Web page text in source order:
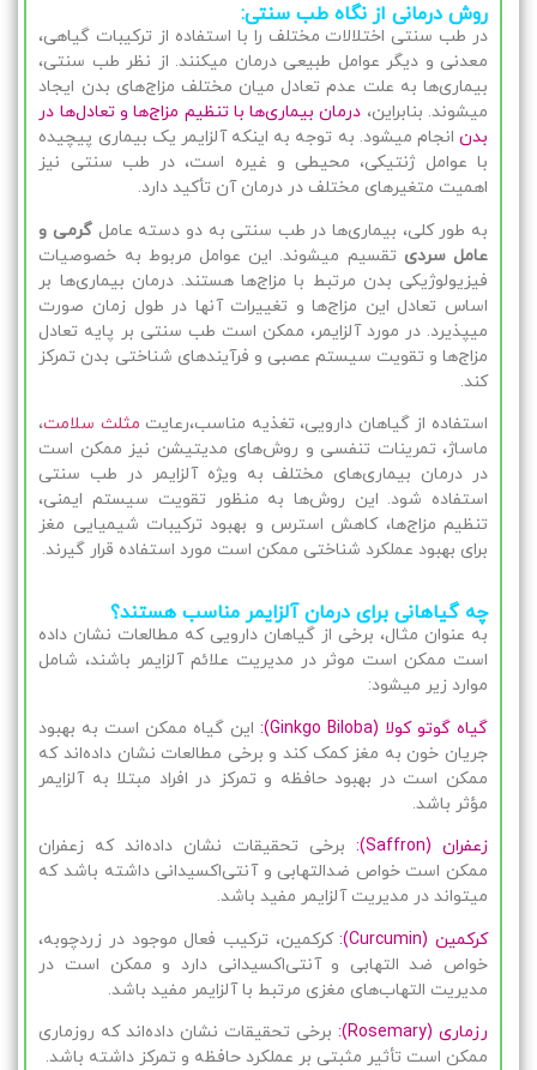
روش درمانی از نگاه طب سنتی:
در طب سنتی اختلالات مختلف را با استفاده از ترکیبات گیاهی،
معدنی و دیگر عوامل طبیعی درمان میکنند. از نظر طب سنتی،
بیماری‌ها به علت عدم تعادل میان مختلف مزاج‌های بدن ایجاد
میشوند. بنابراین، درمان بیماری‌ها با تنظیم مزاج‌ها و تعادل‌ها در
بدنانجام میشود. به توجه به اینکه آلزایمر یک بیماری پیچیده
با عوامل ژنتیکی، محیطی و غیره است، در طب سنتی نیز
اهمیت متغیرهای مختلف در درمان آن تأکید دارد.
به طور کلی، بیماری‌ها در طب سنتی به دو دسته عامل گرمی و
عامل سردی تقسیم میشوند. این عوامل مربوط به خصوصیات
فیزیولوژیکی بدن مرتبط با مزاج‌ها هستند. درمان بیماری‌ها بر
اساس تعادل این مزاج‌ها و تغییرات آنها در طول زمان صورت
میپذیرد. در مورد آلزایمر، ممکن است طب سنتی بر پایه تعادل
مزاج‌ها و تقویت سیستم عصبی و فرآیندهای شناختی بدن تمرکز
کند.
استفاده از گیاهان دارویی، تغذیه مناسب،رعایت مثلث سلامت،
ماساژ، تمرینات تنفسی و روش‌های مدیتیشن نیز ممکن است
در درمان بیماری‌های مختلف به ویژه آلزایمر در طب سنتی
استفاده شود. این روش‌ها به منظور تقویت سیستم ایمنی،
تنظیم مزاج‌ها، کاهش استرس و بهبود ترکیبات شیمیایی مغز
برای بهبود عملکرد شناختی ممکن است مورد استفاده قرار گیرند.
چه گیاهانی برای درمان آلزایمر مناسب هستند؟
به عنوان مثال، برخی از گیاهان دارویی که مطالعات نشان داده
است ممکن است موثر در مدیریت علائم آلزایمر باشند، شامل
موارد زیر میشود:
گیاه گوتو کولا (Ginkgo Biloba):
این گیاه ممکن است به بهبود
جریان خون به مغز کمک کند و برخی مطالعات نشان داده‌اند که
ممکن است در بهبود حافظه و تمرکز در افراد مبتلا به آلزایمر
مؤثر باشد.
زعفران (Saffron):
برخی تحقیقات نشان داده‌اند که زعفران
ممکن است خواص ضدالتهابی و آنتی‌اکسیدانی داشته باشد که
میتواند در مدیریت آلزایمر مفید باشد.
کرکمین (Curcumin):
کرکمین، ترکیب فعال موجود در زردچوبه،
خواص ضد التهابی و آنتی‌اکسیدانی دارد و ممکن است در
مدیریت التهاب‌های مغزی مرتبط با آلزایمر مفید باشد.
رزماری (Rosemary):
برخی تحقیقات نشان داده‌اند که روزماری
ممکن است تأثیر مثبتی بر عملکرد حافظه و تمرکز داشته باشد.